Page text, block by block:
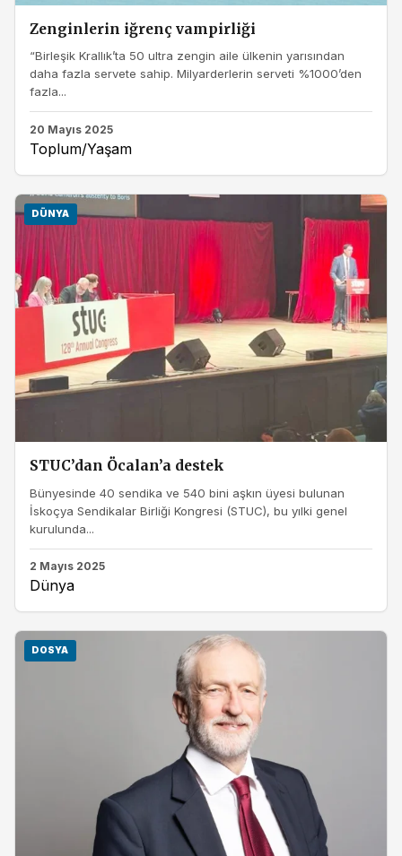
Zenginlerin iğrenç vampirliği
“Birleşik Krallık’ta 50 ultra zengin aile ülkenin yarısından
daha fazla servete sahip. Milyarderlerin serveti %1000’den
fazla...
20 Mayıs 2025
Toplum/Yaşam
DÜNYA
STUC’dan Öcalan’a destek
Bünyesinde 40 sendika ve 540 bini aşkın üyesi bulunan
İskoçya Sendikalar Birliği Kongresi (STUC), bu yılki genel
kurulunda...
2 Mayıs 2025
Dünya
DOSYA